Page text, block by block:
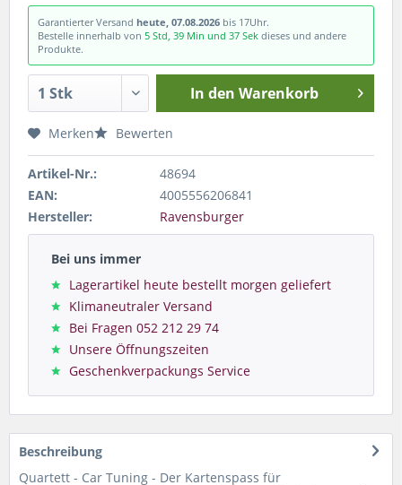
Garantierter Versand heute, 07.08.2026 bis 17Uhr.
Bestelle innerhalb von 5 Std, 39 Min und 37 Sek dieses und andere
Produkte.
In den Warenkorb
Merken Bewerten
Artikel-Nr.:
48694
EAN:
4005556206841
Hersteller:
Ravensburger
Bei uns immer
Lagerartikel heute bestellt morgen geliefert
Klimaneutraler Versand
Bei Fragen 052 212 29 74
Unsere Öffnungszeiten
Geschenkverpackungs Service
Beschreibung
Quartett - Car Tuning - Der Kartenspass für